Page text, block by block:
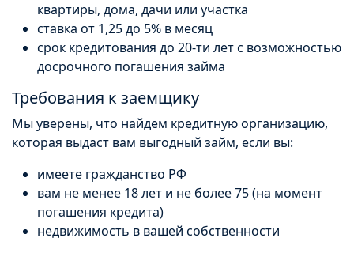
квартиры, дома, дачи или участка
ставка от 1,25 до 5% в месяц
срок кредитования до 20-ти лет с возможностью
досрочного погашения займа
Требования к заемщику
Мы уверены, что найдем кредитную организацию,
которая выдаст вам выгодный займ, если вы:
имеете гражданство РФ
вам не менее 18 лет и не более 75 (на момент
погашения кредита)
недвижимость в вашей собственности